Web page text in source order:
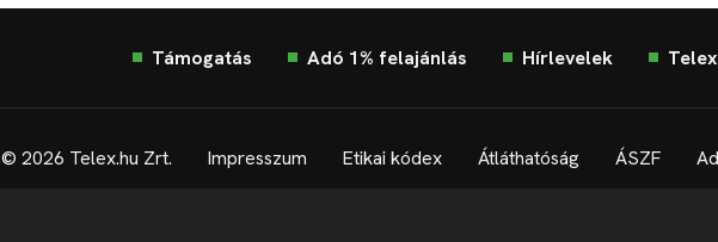
Támogatás Adó 1% felajánlás Hírlevelek
© 2026 Telex.hu Zrt. Impresszum Etikai kódex Átláthatóság ÁSZF